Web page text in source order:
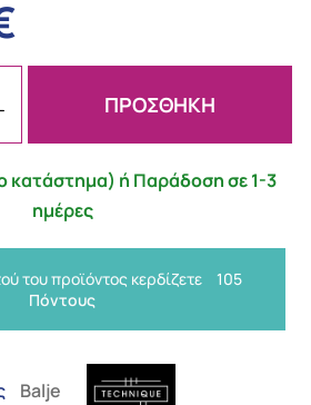
ΠΡΟΣΘΗΚΗ
κατάστημα) ή Παράδοση σε 1-3
ημέρες
του προϊόντος κερδίζετε
105
Πόντους
Balje